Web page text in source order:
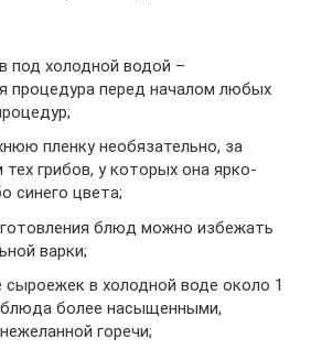
под холодной водой –
процедура перед началом любых
пленку необязательно, за
грибов, у которых она ярко-
синего цвета;
блюд можно избежать
варки;
сыроежек в холодной воде около 1
более насыщенными,
горечи;